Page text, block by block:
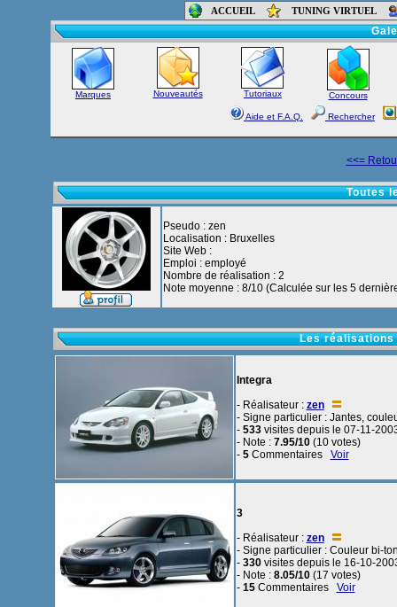
ACCUEIL TUNING VIRTUEL
Accueil-
Marques Nouveautés Tutoriaux Concours
Aide et F.A.Q. Rechercher
<<=
Toutes
Pseudo : zen
Localisation : Bruxelles
Site Web :
Emploi : employé
Nombre de réalisation : 2
Note moyenne : 8/10 (Calculée sur les 5
Les réalisations
Integra
- Réalisateur : zen
- Signe particulier : Jantes,
- 533visites depuis le 07-11-
- Note : 7.95/10(10 votes)
- 5Commentaires Voir
3
- Réalisateur : zen
- Signe particulier : Couleur bi-
- 330visites depuis le 16-10-
- Note : 8.05/10(17 votes)
- 15Commentaires Voir